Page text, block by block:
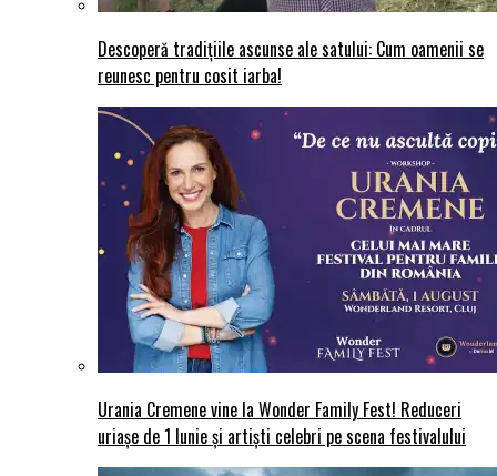
Descoperă tradițiile ascunse ale satului: Cum oamenii se
reunesc pentru cosit iarba!
Urania Cremene vine la Wonder Family Fest! Reduceri
uriașe de 1 Iunie și artiști celebri pe scena festivalului